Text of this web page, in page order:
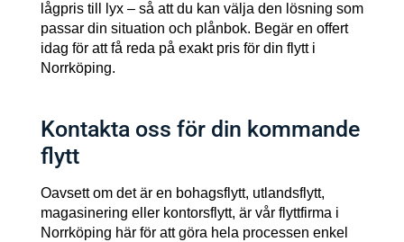
lågpris till lyx – så att du kan välja den lösning som
passar din situation och plånbok. Begär en offert
idag för att få reda på exakt pris för din flytt i
Norrköping.
Kontakta oss för din kommande
flytt
Oavsett om det är en bohagsflytt, utlandsflytt,
magasinering eller kontorsflytt, är vår flyttfirma i
Norrköping här för att göra hela processen enkel